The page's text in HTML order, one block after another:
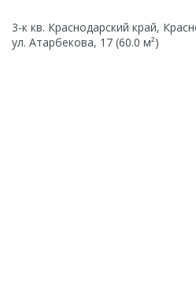
3-к кв. Краснодарский край,
ул. Атарбекова, 17 (60.0 м²)